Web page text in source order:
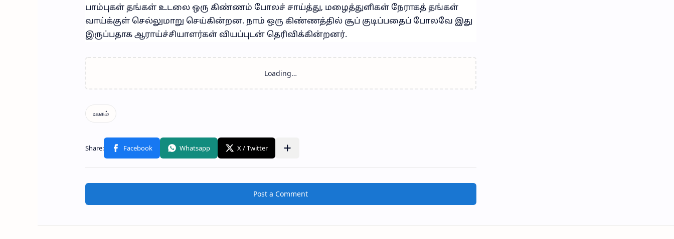
பாம்புகள் தங்கள் உடலை ஒரு கிண்ணம் போலச் சாய்த்து, மழைத்துளிகள் நேராகத் தங்கள்
வாய்க்குள் செல்லுமாறு செய்கின்றன. நாம் ஒரு கிண்ணத்தில் சூப் குடிப்பதைப் போலவே இது
இருப்பதாக ஆராய்ச்சியாளர்கள் வியப்புடன் தெரிவிக்கின்றனர்.
Post a Comment